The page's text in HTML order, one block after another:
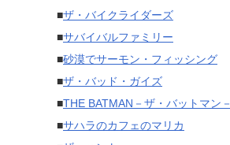
■ザ・バイクライダーズ
■サバイバルファミリー
■砂漠でサーモン・フィッシング
■ザ・バッド・ガイズ
■THE BATMAN－ザ・バットマン－
■サハラのカフェのマリカ